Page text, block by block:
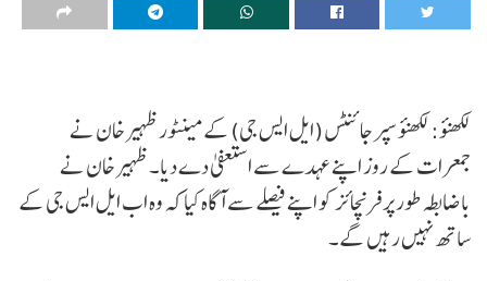
لکھنؤ: لکھنؤ سپر جائنٹس (ایل ایس جی) کے مینٹور ظہیر خان نے
جمعرات کے روز اپنے عہدے سے استعفیٰ دے دیا۔ ظہیر خان نے
باضابطہ طور پر فرنچائز کو اپنے فیصلے سے آگاہ کیا کہ وہ اب ایل ایس جی کے
ساتھ نہیں رہیں گے۔